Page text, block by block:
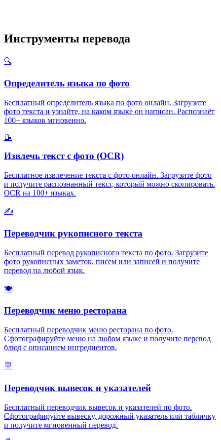
Инструменты перевода
🔍
Определитель языка по фото
Бесплатный определитель языка по фото онлайн. Загрузите
фото текста и узнайте, на каком языке он написан. Распознаёт
100+ языков мгновенно.
📝
Извлечь текст с фото (OCR)
Бесплатное извлечение текста с фото онлайн. Загрузите фото
и получите распознанный текст, который можно скопировать.
OCR на 100+ языках.
✍️
Переводчик рукописного текста
Бесплатный перевод рукописного текста по фото. Загрузите
фото рукописных заметок, писем или записей и получите
перевод на любой язык.
🍽️
Переводчик меню ресторана
Бесплатный переводчик меню ресторана по фото.
Сфотографируйте меню на любом языке и получите перевод
блюд с описанием ингредиентов.
🪧
Переводчик вывесок и указателей
Бесплатный переводчик вывесок и указателей по фото.
Сфотографируйте вывеску, дорожный указатель или табличку
и получите мгновенный перевод.